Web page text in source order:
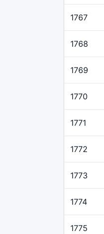
1767
1768
1769
1770
1771
1772
1773
1774
1775